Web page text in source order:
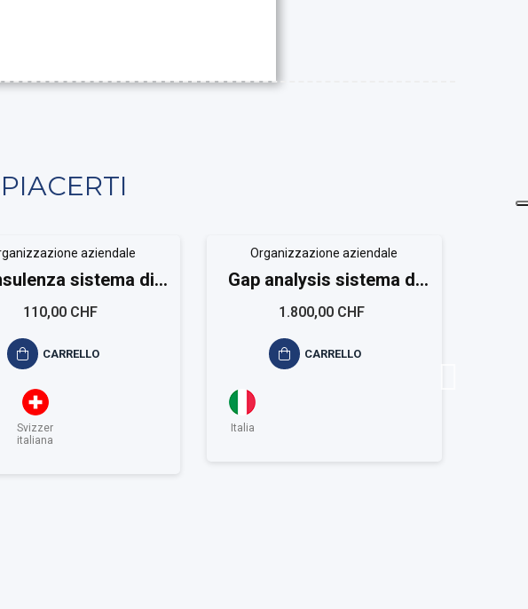
aziendale
sistema di
RTS ISO 39001
110,00 CHF
CARRELLO
Svizzera
italiana
Organizzazione aziendale
Gap analysis sistema di
gestione RTS ISO 39001
1.800,00 CHF
CARRELLO
Italia